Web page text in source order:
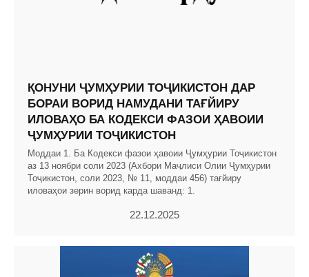
ҚОНУНИ ҶУМҲУРИИ ТОҶИКИСТОН ДАР
БОРАИ ВОРИД НАМУДАНИ ТАҒЙИРУ
ИЛОВАҲО БА КОДЕКСИ ФАЗОИ ҲАВОИИ
ҶУМҲУРИИ ТОҶИКИСТОН
Моддаи 1. Ба Кодекси фазои ҳавоии Ҷумҳурии Тоҷикистон
аз 13 ноябри соли 2023 (Ахбори Маҷлиси Олии Ҷумҳурии
Тоҷикистон, соли 2023, № 11, моддаи 456) тағйиру
иловаҳои зерин ворид карда шаванд: 1.
22.12.2025